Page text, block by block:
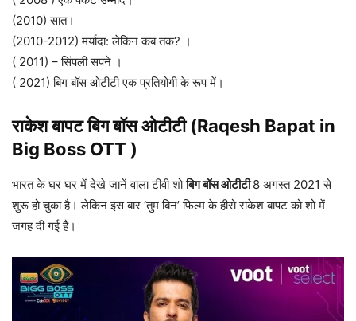
(2010) सात।
(2010-2012) मर्यादा: लेकिन कब तक? ।
( 2011) – सिंपली सपने ।
( 2021) बिग बॉस ओटीटी एक प्रतियोगी के रूप में।
राकेश बापट बिग बॉस ओटीटी (Raqesh Bapat in
Big Boss OTT )
भारत के घर घर में देखे जानें वाला टीवी शोबिग बॉस ओटीटी8 अगस्त 2021 से
शुरू हो चुका है। लेकिन इस बार ‘तुम बिन’ फिल्म के हीरो राकेश बापट को शो में
जगह दी गई है।